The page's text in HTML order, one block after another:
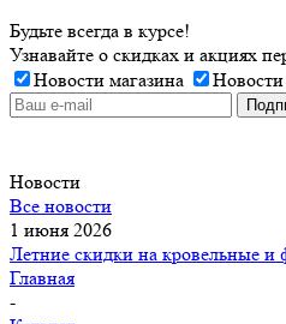
Будьте всегда в курсе!
Узнавайте о скидках и акциях
Новости магазина
Новости
Новости
Все новости
1 июня 2026
Летние скидки на кровельные и
Главная
-